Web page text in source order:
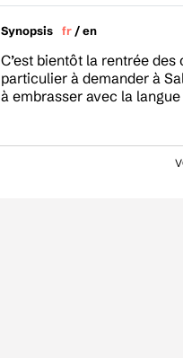
Synopsis fr/en
C’est bientôt la rentrée
particulier à demander à
à embrasser avec la langue